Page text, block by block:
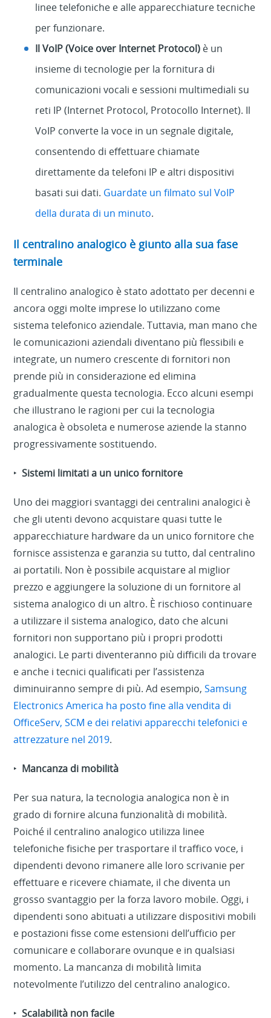
linee telefoniche e alle apparecchiature tecniche
per funzionare.
Il VoIP (Voice over Internet Protocol) è un
insieme di tecnologie per la fornitura di
comunicazioni vocali e sessioni multimediali su
reti IP (Internet Protocol, Protocollo Internet). Il
VoIP converte la voce in un segnale digitale,
consentendo di effettuare chiamate
direttamente da telefoni IP e altri dispositivi
basati sui dati. Guardate un filmato sul VoIP
della durata di un minuto.
Il centralino analogico è giunto alla sua fase
terminale
Il centralino analogico è stato adottato per decenni e
ancora oggi molte imprese lo utilizzano come
sistema telefonico aziendale. Tuttavia, man mano che
le comunicazioni aziendali diventano più flessibili e
integrate, un numero crescente di fornitori non
prende più in considerazione ed elimina
gradualmente questa tecnologia. Ecco alcuni esempi
che illustrano le ragioni per cui la tecnologia
analogica è obsoleta e numerose aziende la stanno
progressivamente sostituendo.
‣Sistemi limitati a un unico fornitore
Uno dei maggiori svantaggi dei centralini analogici è
che gli utenti devono acquistare quasi tutte le
apparecchiature hardware da un unico fornitore che
fornisce assistenza e garanzia su tutto, dal centralino
ai portatili. Non è possibile acquistare al miglior
prezzo e aggiungere la soluzione di un fornitore al
sistema analogico di un altro. È rischioso continuare
a utilizzare il sistema analogico, dato che alcuni
fornitori non supportano più i propri prodotti
analogici. Le parti diventeranno più difficili da trovare
e anche i tecnici qualificati per l’assistenza
diminuiranno sempre di più. Ad esempio,Samsung
Electronics America ha posto fine alla vendita di
OfficeServ, SCM e dei relativi apparecchi telefonici e
attrezzature nel 2019.
‣ Mancanza di mobilità
Per sua natura, la tecnologia analogica non è in
grado di fornire alcuna funzionalità di mobilità.
Poiché il centralino analogico utilizza linee
telefoniche fisiche per trasportare il traffico voce, i
dipendenti devono rimanere alle loro scrivanie per
effettuare e ricevere chiamate, il che diventa un
grosso svantaggio per la forza lavoro mobile. Oggi, i
dipendenti sono abituati a utilizzare dispositivi mobili
e postazioni fisse come estensioni dell’ufficio per
comunicare e collaborare ovunque e in qualsiasi
momento. La mancanza di mobilità limita
notevolmente l’utilizzo del centralino analogico.
‣Scalabilità non facile